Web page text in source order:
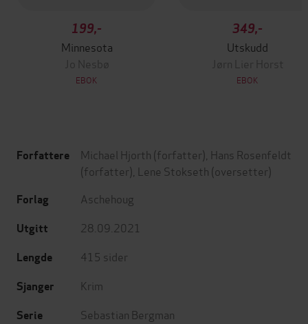
199,-
Minnesota
Jo Nesbø
EBOK
349,-
Utskudd
Jørn Lier Horst
EBOK
Forfattere Michael Hjorth (forfatter), Hans Rosenfeldt
(forfatter),
Lene Stokseth (oversetter)
Forlag Aschehoug
Utgitt 28.09.2021
Lengde 415 sider
Sjanger Krim
Serie Sebastian Bergman